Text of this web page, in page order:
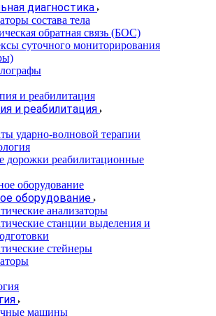
диагностика
состава тела
обратная связь (БОС)
суточного мониторирования
и реабилитация
ударно-волновой терапии
дорожки реабилитационные
оборудование
анализаторы
станции выделения и
стейнеры
машины